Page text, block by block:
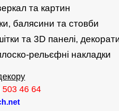
та картин
балясини та стовби
та 3D панелі,
рельєфні накладки
46 64